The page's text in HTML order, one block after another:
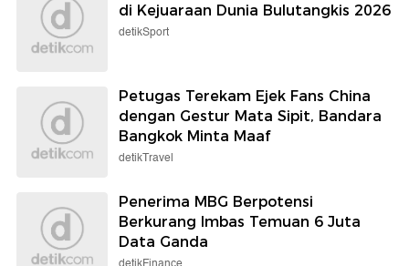
di Kejuaraan Dunia Bulutangkis 2026
detikSport
Petugas Terekam Ejek Fans China
dengan Gestur Mata Sipit, Bandara
Bangkok Minta Maaf
detikTravel
Penerima MBG Berpotensi
Berkurang Imbas Temuan 6 Juta
Data Ganda